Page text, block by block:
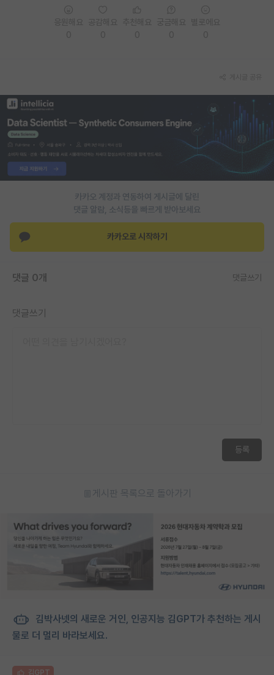
PI 전용 게시판
인문사회 계열 게시판
특수/전문대학원 게시판
반도체/AI 게시판
장학금/장학생 게시판
홍보 게시판
커리어
카카오 계정과 연동하여 게시글에 달린
댓글 알람, 소식등을 빠르게 받아보세요
카카오로 시작하기
댓글 0개 댓글쓰기
댓글쓰기
등록
게시판 목록으로 돌아가기
김박사넷의 새로운 거인, 인공지능 김GPT가 추천하는 게시
물로 더 멀리 바라보세요.
김GPT